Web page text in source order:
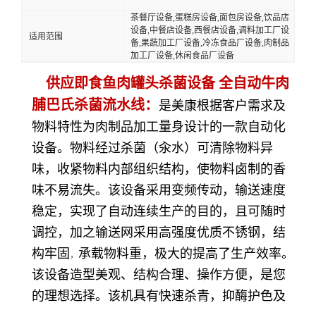
适用范围
茶餐厅设备,蛋糕房设备,面包房设备,饮品店
设备,中餐店设备,西餐店设备,调料加工厂设
备,果蔬加工厂设备,冷冻食品厂设备,肉制品
加工厂设备,休闲食品厂设备
供应即食鱼肉罐头杀菌设备 全自动牛肉
脯巴氏杀菌流水线： 是美康根据客户需求及
物料特性为肉制品加工量身设计的一款自动化
设备。物料经过杀菌（汆水）可清除物料异
味，收紧物料内部组织结构，使物料卤制的香
味不易流失。该设备采用变频传动，输送速度
稳定，实现了自动连续生产的目的，且可随时
调控，加之输送网采用高强度优质不锈钢，结
构牢固 ， 承载物料重，极大的提高了生产效率。
该设备造型美观、结构合理、操作方便，是您
的理想选择。该机具有快速杀青，抑酶护色及